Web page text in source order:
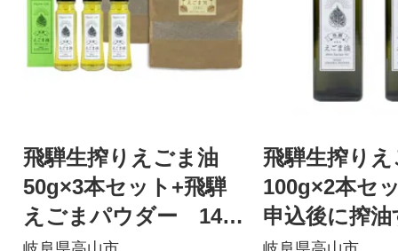
飛騨生搾りえごま油
50g×3本セット+飛騨
えごまパウダー 140
g×2袋 完全食セット
飛騨生搾り
100g×2本セ
申込後に搾
新鮮搾りた